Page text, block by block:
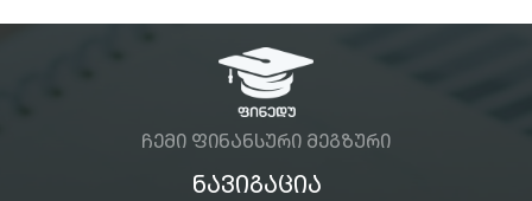
ᲩᲔᲛᲘ ᲤᲘᲜᲐᲜᲡᲣᲠᲘ ᲛᲔᲒᲖᲣᲠᲘ
ᲜᲐᲕᲘᲒᲐᲪᲘᲐ